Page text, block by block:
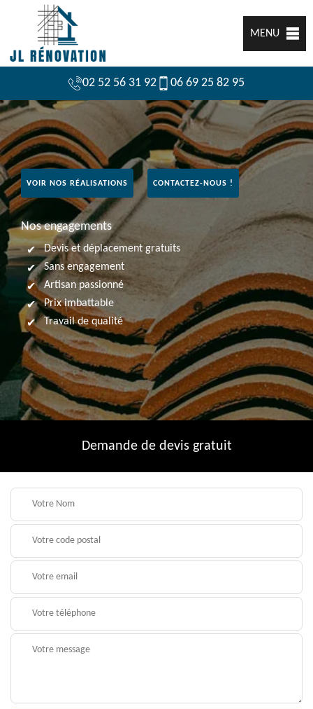
MENU
02 52 56 31 92 06 69 25 82 95
VOIR NOS RÉALISATIONS CONTACTEZ-NOUS !
Nos engagements
Devis et déplacement gratuits
Sans engagement
Artisan passionné
Prix imbattable
Travail de qualité
Demande de devis gratuit